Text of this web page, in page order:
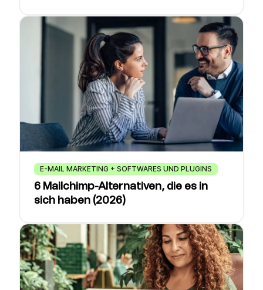
E-MAIL MARKETING + SOFTWARES UND PLUGINS
6 Mailchimp-Alternativen, die es in
sich haben (2026)